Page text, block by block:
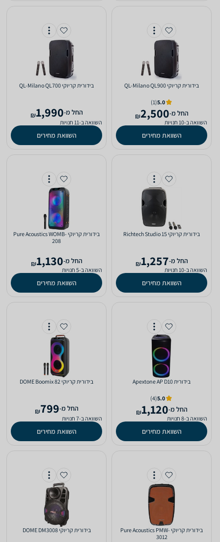
‏בידורית קריוקי QL-Milano QL900
5.0
(1)
‫החל מ-2,500
₪
השוואה ב-10 חנויות
השוואת מחירים
‏בידורית קריוקי QL-Milano QL700
‫החל מ-1,990
₪
השוואה ב-11 חנויות
השוואת מחירים
‏בידורית קריוקי Richtech Studio 15
‫החל מ-1,257
₪
השוואה ב-10 חנויות
השוואת מחירים
‏בידורית קריוקי Pure Acoustics WOMB-
208
‫החל מ-1,130
₪
השוואה ב-5 חנויות
השוואת מחירים
‏בידורית Apextone AP D10
5.0
(4)
‫החל מ-1,120
₪
השוואה ב-8 חנויות
השוואת מחירים
‏בידורית קריוקי DOME Boomix 82
‫החל מ-799
₪
השוואה ב-7 חנויות
השוואת מחירים
‏בידורית קריוקי Pure Acoustics PMW-
3012
‏בידורית קריוקי DOME DM3008